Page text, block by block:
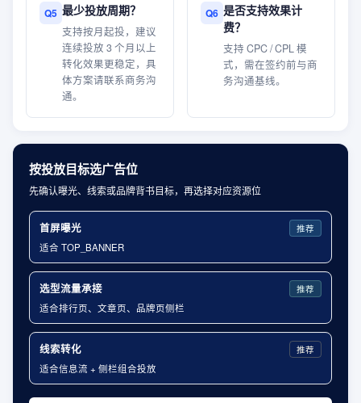
Q5 最少投放周期？
支持按月起投，建议
连续投放 3 个月以上
转化效果更稳定，具
体方案请联系商务沟
通。
Q6 是否支持效果计
费？
支持 CPC / CPL 模
式，需在签约前与商
务沟通基线。
按投放目标选广告位
先确认曝光、线索或品牌背书目标，再选择对应资源位
首屏曝光 推荐
适合 TOP_BANNER
选型流量承接 推荐
适合排行页、文章页、品牌页侧栏
线索转化 推荐
适合信息流 + 侧栏组合投放